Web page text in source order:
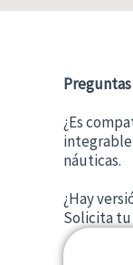
¿Es
integrable
náuticas.
¿Hay
Solicita tu